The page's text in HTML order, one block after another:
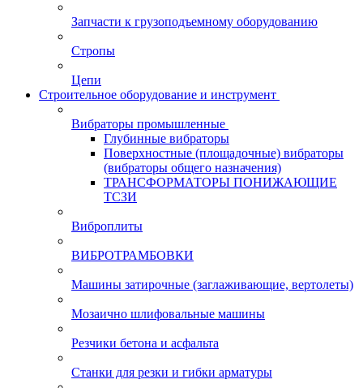
Запчасти к грузоподъемному оборудованию
Стропы
Цепи
Строительное оборудование и инструмент
Вибраторы промышленные
Глубинные вибраторы
Поверхностные (площадочные) вибраторы
(вибраторы общего назначения)
ТРАНСФОРМАТОРЫ ПОНИЖАЮЩИЕ
ТСЗИ
Виброплиты
ВИБРОТРАМБОВКИ
Машины затирочные (заглаживающие, вертолеты)
Мозаично шлифовальные машины
Резчики бетона и асфальта
Станки для резки и гибки арматуры